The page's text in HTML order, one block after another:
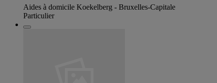
Aides à domicile Koekelberg - Bruxelles-Capitale
Particulier